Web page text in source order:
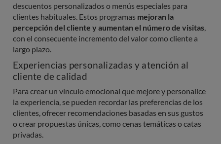
descuentos personalizados o menús especiales para
clientes habituales. Estos programas mejoran la
percepción del cliente y aumentan el número de visitas
con el consecuente incremento del valor como cliente a
largo plazo.
Experiencias personalizadas y atención al
cliente de calidad
Para crear un vínculo emocional que mejore y personalice
la experiencia, se pueden recordar las preferencias de los
clientes, ofrecer recomendaciones basadas en sus gustos
o crear propuestas únicas, como cenas temáticas o catas
privadas.